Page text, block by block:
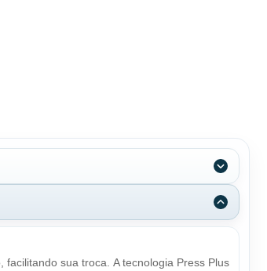
sua troca. A tecnologia Press Plus